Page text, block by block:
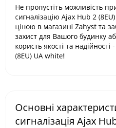
Не пропустіть можливість
сигналізацію Ajax Hub 2
ціною в магазині Zahyst та
захист для Вашого будинку
користь якості та
(8EU) UA white!
Основні
сигналізація Ajax